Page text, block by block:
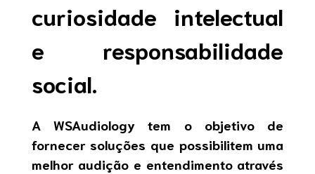
curiosidade intelectual
e responsabilidade
social.
A WSAudiology tem o objetivo de
fornecer soluções que possibilitem uma
melhor audição e entendimento através